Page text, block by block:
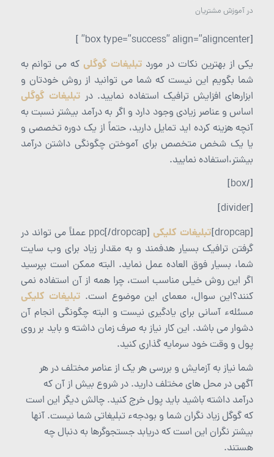
در آموزش مشتریان
[box type=”success” align=”aligncenter” ]
یکی از بهترین نکات در مورد تبلیغات گوگلی که می توانم به
شما بگویم این نیست که شما می توانید از روش خودتان و
ابزارهای افزایش ترافیک استفاده نمایید. در تبلیغات گوگلی
اساس و عناصر زیادی وجود دارد و اگر به درآمد بیشتر نسبت به
آنچه هزینه کرده اید تمایل دارید، حتماً از یک دوره تخصصی و
یا یک شخص متخصص برای آموختن چگونگی داشتن درآمد
بیشتر،‌استفاده نمایید.
[/box]
[divider]
[dropcap]
تبلیغات کلیکی
ppc[/dropcap] عملاً می تواند در
گرفتن ترافیک بسیار هدفمند و به مقدار زیاد برای وب سایت
شما، بسیار فوق العاده عمل نماید. البته ممکن است بپرسید
اگر این روش خیلی مناسب است، چرا همه از آن استفاده نمی
کنند؟این سوال، معمای این موضوع است. تبلیغات کلیکی
مسئلهء آسانی برای یادگیری نیست و البته چگونگی انجام آن
دشوار می باشد. این کار نیاز به صرف زمان داشته و باید بر روی
پول و وقت خود سرمایه گذاری کنید.
شما نیاز به آزمایش و بررسی هر یک از عناصر مختلف در هر
آگهی در محل های مختلف دارید. در شروع بیش از آن که
درآمد داشته باشید باید پول خرج کنید. چالش دیگر این است
که گوگل زیاد نگران شما و بودجهء تبلیغاتی شما نیست. آنها
بیشتر نگران این است که دریابد جستجوگرها به دنبال چه
هستند.